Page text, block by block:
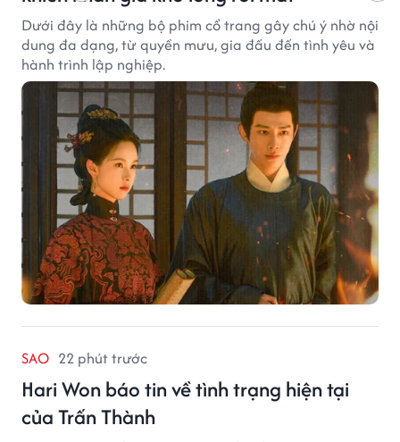
Dưới đây là những bộ phim cổ trang gây chú ý nhờ nội
dung đa dạng, từ quyền mưu, gia đấu đến tình yêu và
hành trình lập nghiệp.
SAO 22 phút trước
Hari Won báo tin về tình trạng hiện tại
của Trấn Thành